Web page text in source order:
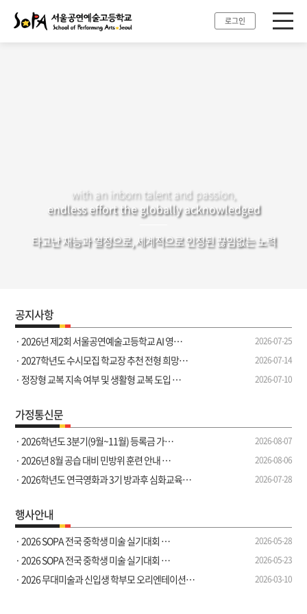
로그인
with an inborn talent and passion,
endless effort the globally acknowledged
타고난 재능과 열정으로, 세계적으로 인정된 끊임없는 노력
공지사항
· 2026년 제2회 서울공연예술고등학교 AI 영… 2026-07-25
· 2027학년도 수시모집 학교장 추천 전형 희망… 2026-07-14
· 정장형 교복 지속 여부 및 생활형 교복 도입 … 2026-07-10
가정통신문
· 2026학년도 3분기(9월~11월) 등록금 가… 2026-08-07
· 2026년 8월 공습 대비 민방위 훈련 안내 … 2026-08-06
· 2026학년도 연극영화과 3기 방과후 심화교육… 2026-07-28
행사안내
· 2026 SOPA 전국 중학생 미술 실기대회 … 2026-05-28
· 2026 SOPA 전국 중학생 미술 실기대회 … 2026-05-23
· 2026 무대미술과 신입생 학부모 오리엔테이션… 2026-03-10